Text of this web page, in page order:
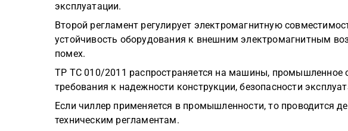
эксплуатации.
Второй регламент регулирует электромагнитную
устойчивость оборудования к внешним электромагнитным
помех.
ТР ТС 010/2011 распространяется на машины, промышленное
требования к надежности конструкции, безопасности
Если чиллер применяется в промышленности, то проводится
техническим регламентам.